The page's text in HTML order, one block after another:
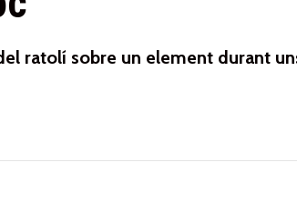
ratolí sobre un element durant